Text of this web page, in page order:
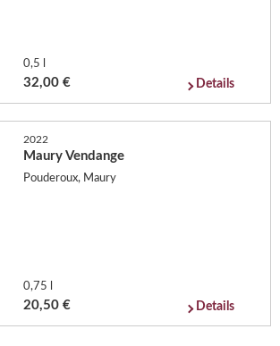
0,5 l
32,00 € Details
2022
Maury Vendange
Pouderoux, Maury
0,75 l
20,50 € Details